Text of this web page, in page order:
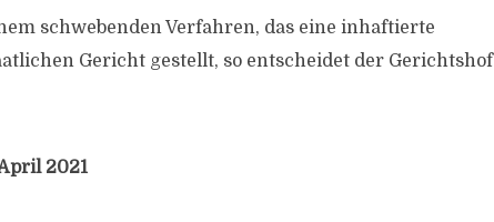
schwebenden Verfahren, das eine inhaftierte
Gericht gestellt, so entscheidet der Gerichtshof
2021